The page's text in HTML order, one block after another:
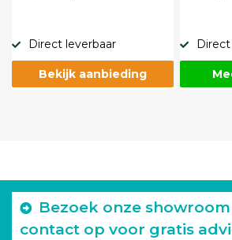
Direct leverbaar
Bekijk aanbieding
Bezoek onze
contact op voor gratis